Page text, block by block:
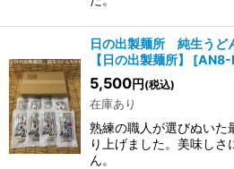
日の出製麺所 純生うど
【日の出製麺所】
[AN8-
5,500円 (税込)
在庫あり
熟練の職人が選びぬいた
り上げました。美味し
ん。